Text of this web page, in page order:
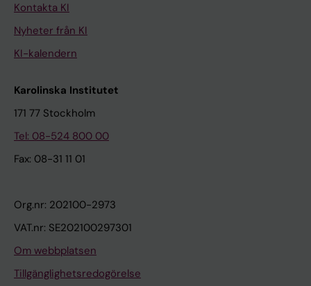
Kontakta KI
Nyheter från KI
KI-kalendern
Karolinska Institutet
171 77 Stockholm
Tel: 08-524 800 00
Fax: 08-31 11 01
Org.nr: 202100-2973
VAT.nr: SE202100297301
Om webbplatsen
Tillgänglighetsredogörelse